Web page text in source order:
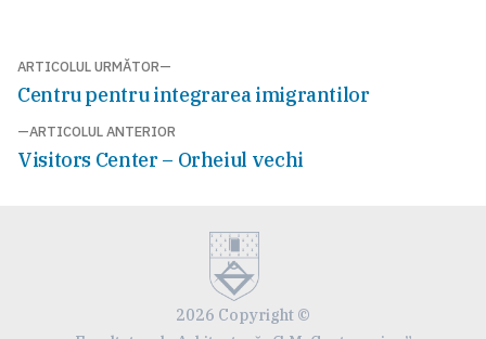
Navigare
în
articole
ARTICOLUL ANTERIOR
Articolul
Visitors Center – Orheiul vechi
ARTICOLUL URMĂTOR
Articolul
Centru pentru integrarea imigrantilor
2026 Copyright ©